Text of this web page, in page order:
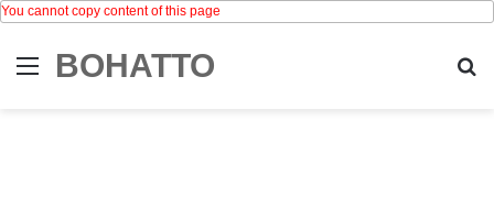
You cannot copy content of this page
Menu
BOHATTO